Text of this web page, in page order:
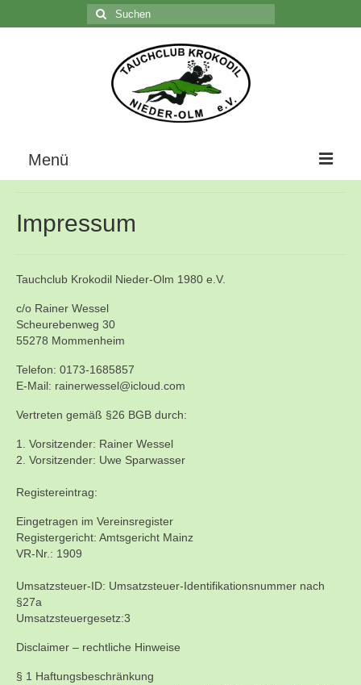
Suchen
nach:
Menü
Über uns
Der Vorstand
Vereinsunterlagen
Kontakt
Schnuppertauchen
Veranstaltungen
Ausbildung
Impressum
Tauchclub Krokodil Nieder-Olm 1980 e.V.
c/o Rainer Wessel
Scheurebenweg 30
55278 Mommenheim
Telefon: 0173-1685857
E-Mail: rainerwessel@icloud.com
Vertreten gemäß §26 BGB durch:
1. Vorsitzender: Rainer Wessel
2. Vorsitzender: Uwe Sparwasser
Registereintrag:
Eingetragen im Vereinsregister
Registergericht: Amtsgericht Mainz
VR-Nr.: 1909
Umsatzsteuer-ID: Umsatzsteuer-Identifikationsnummer nach
§27a
Umsatzsteuergesetz:3
Disclaimer – rechtliche Hinweise
§ 1 Haftungsbeschränkung